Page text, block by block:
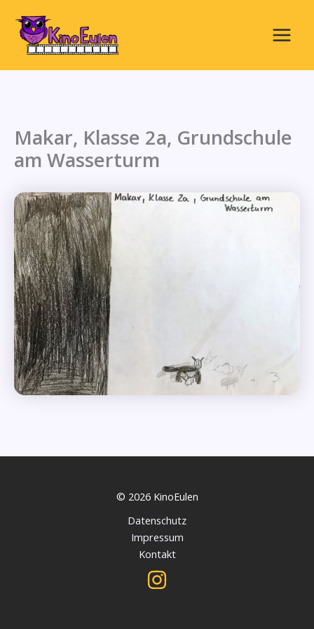
Inhalt
springen
Main
Menu
Makar, Klasse 2a, Grundschule
am Wasserturm
© 2026 KinoEulen
Datenschutz
Impressum
Kontakt